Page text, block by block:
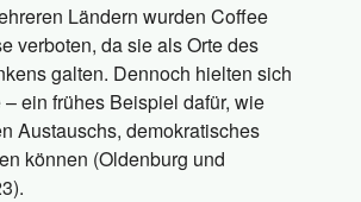
Ländern wurden Coffee
verboten, da sie als Orte des
galten. Dennoch hielten sich
ein frühes Beispiel dafür, wie
Austauschs, demokratisches
können (Oldenburg und